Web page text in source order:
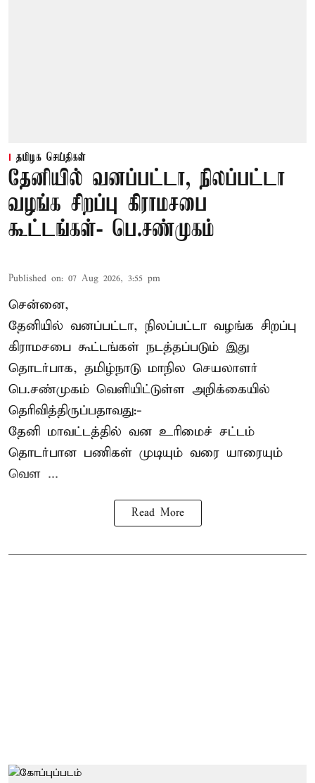
தமிழக செய்திகள்
தேனியில் வனப்பட்டா, நிலப்பட்டா
வழங்க சிறப்பு கிராமசபை
கூட்டங்கள்- பெ.சண்முகம்
Published on: 07 Aug 2026, 3:55 pm
சென்னை,
தேனியில் வனப்பட்டா, நிலப்பட்டா வழங்க சிறப்பு
கிராமசபை கூட்டங்கள் நடத்தப்படும் இது
தொடர்பாக, தமிழ்நாடு மாநில செயலாளர்
பெ.சண்முகம் வெளியிட்டுள்ள அறிக்கையில்
தெரிவித்திருப்பதாவது:-
தேனி மாவட்டத்தில் வன உரிமைச் சட்டம்
தொடர்பான பணிகள் முடியும் வரை யாரையும்
வெள ...
Read More